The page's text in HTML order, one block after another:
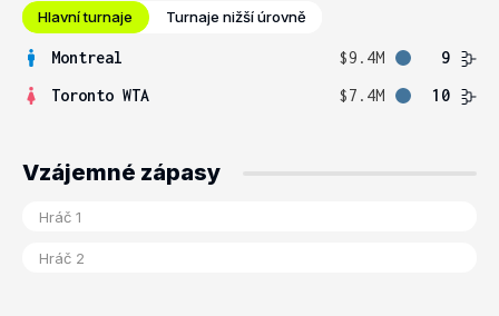
Hlavní turnaje Turnaje nižší úrovně
Montreal $9.4M
9
Toronto WTA
$7.4M 10
Vzájemné zápasy